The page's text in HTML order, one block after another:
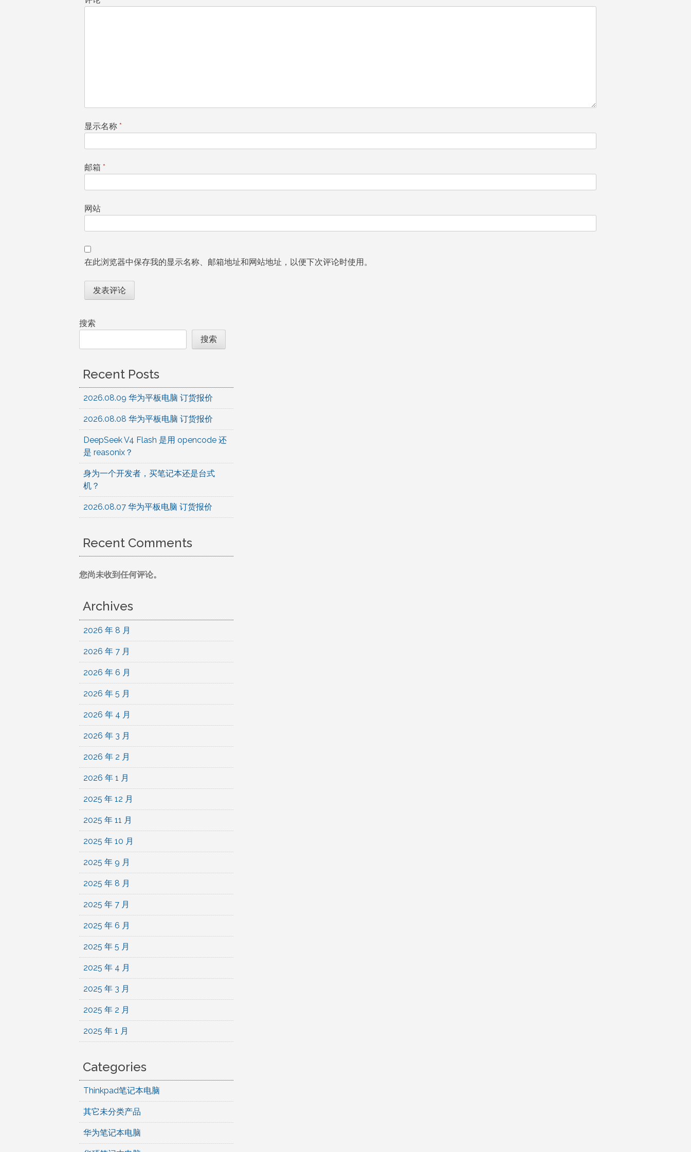
显示名称 *
邮箱 *
网站
在此浏览器中保存我的显示名称、邮箱地址和网站地址，以便下次评论时使用。
搜索
搜索
Recent Posts
2026.08.09 华为平板电脑 订货报价
2026.08.08 华为平板电脑 订货报价
DeepSeek V4 Flash 是用 opencode 还
是 reasonix？
身为一个开发者，买笔记本还是台式
机？
2026.08.07 华为平板电脑 订货报价
Recent Comments
您尚未收到任何评论。
Archives
2026 年 8 月
2026 年 7 月
2026 年 6 月
2026 年 5 月
2026 年 4 月
2026 年 3 月
2026 年 2 月
2026 年 1 月
2025 年 12 月
2025 年 11 月
2025 年 10 月
2025 年 9 月
2025 年 8 月
2025 年 7 月
2025 年 6 月
2025 年 5 月
2025 年 4 月
2025 年 3 月
2025 年 2 月
2025 年 1 月
Categories
Thinkpad笔记本电脑
其它未分类产品
华为笔记本电脑